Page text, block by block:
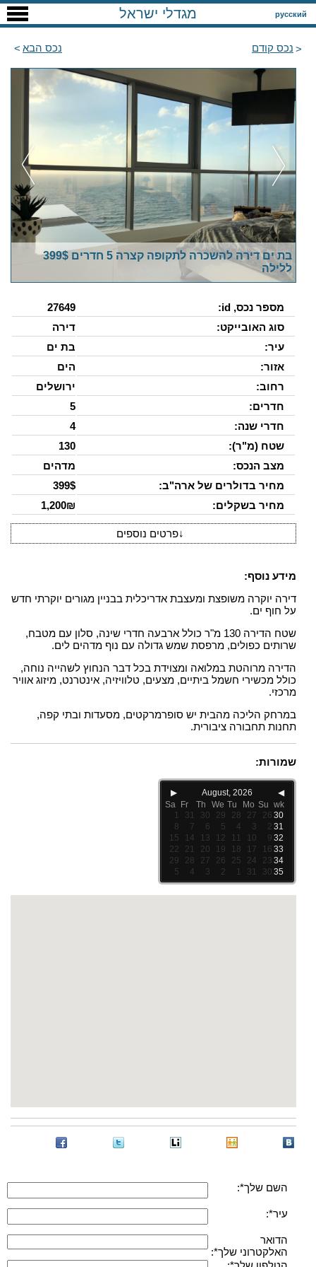
русский מגדלי ישראל
נכס קודם נכס הבא
בת ים דירה להשכרה לתקופה קצרה 5 חדרים 399$
ללילה
מספר נכס, id:
27649
סוג האובייקט:
דירה
עיר:
בת ים
אזור:
הים
רחוב:
ירושלים
חדרים:
5
חדרי שנה:
4
שטח (מ"ר):
130
מצב הנכס:
מדהים
מחיר בדולרים של ארה"ב:
399$
מחיר בשקלים:
1,200₪
↓פרטים נוספים
מידע נוסף:
דירה יוקרה משופצת ומעצבת אדריכלית בבניין מגורים יוקרתי חדש
על חוף ים.
שטח הדירה 130 מ"ר כולל ארבעה חדרי שינה, סלון עם מטבח,
שרותים כפולים, מרפסת שמש גדולה עם נוף מדהים לים.
הדירה מרוהטת במלואה ומצוידת בכל דבר הנחוץ לשהייה נוחה,
כולל מכשירי חשמל ביתיים, מצעים, טלוויזיה, אינטרנט, מיזוג אוויר
מרכזי.
במרחק הליכה מהבית יש סופרמרקטים, מסעדות ובתי קפה,
תחנות תחבורה ציבורית.
שמורות:
◀
August, 2026
▶
wk
Su
Mo
Tu
We
Th
Fr
Sa
30
26
27
28
29
30
31
1
31
2
3
4
5
6
7
8
32
9
10
11
12
13
14
15
33
16
17
18
19
20
21
22
34
23
24
25
26
27
28
29
35
30
31
1
2
3
4
5
השם שלך*:
עיר*:
הדואר
האלקטרוני שלך*: